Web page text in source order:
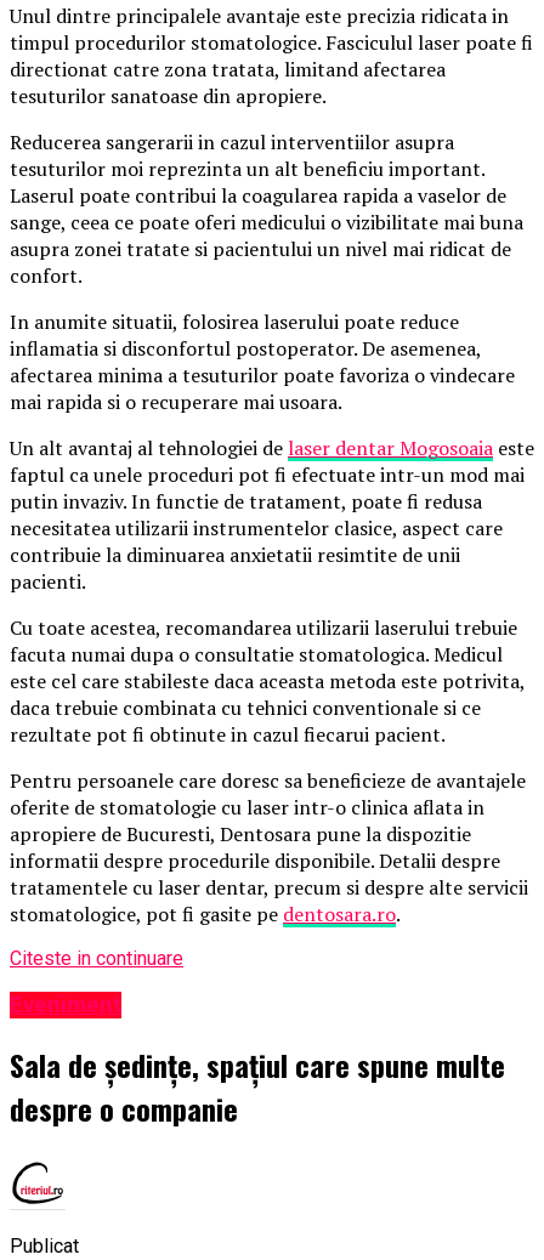
Unul dintre principalele avantaje este precizia ridicata in
timpul procedurilor stomatologice. Fasciculul laser poate fi
directionat catre zona tratata, limitand afectarea
tesuturilor sanatoase din apropiere.
Reducerea sangerarii in cazul interventiilor asupra
tesuturilor moi reprezinta un alt beneficiu important.
Laserul poate contribui la coagularea rapida a vaselor de
sange, ceea ce poate oferi medicului o vizibilitate mai buna
asupra zonei tratate si pacientului un nivel mai ridicat de
confort.
In anumite situatii, folosirea laserului poate reduce
inflamatia si disconfortul postoperator. De asemenea,
afectarea minima a tesuturilor poate favoriza o vindecare
mai rapida si o recuperare mai usoara.
Un alt avantaj al tehnologiei delaser dentar Mogosoaia este
faptul ca unele proceduri pot fi efectuate intr-un mod mai
putin invaziv. In functie de tratament, poate fi redusa
necesitatea utilizarii instrumentelor clasice, aspect care
contribuie la diminuarea anxietatii resimtite de unii
pacienti.
Cu toate acestea, recomandarea utilizarii laserului trebuie
facuta numai dupa o consultatie stomatologica. Medicul
este cel care stabileste daca aceasta metoda este potrivita,
daca trebuie combinata cu tehnici conventionale si ce
rezultate pot fi obtinute in cazul fiecarui pacient.
Pentru persoanele care doresc sa beneficieze de avantajele
oferite de stomatologie cu laser intr-o clinica aflata in
apropiere de Bucuresti, Dentosara pune la dispozitie
informatii despre procedurile disponibile. Detalii despre
tratamentele cu laser dentar, precum si despre alte servicii
stomatologice, pot fi gasite pe dentosara.ro.
Citeste in continuare
Eveniment
Sala de ședințe, spațiul care spune multe
despre o companie
Publicat